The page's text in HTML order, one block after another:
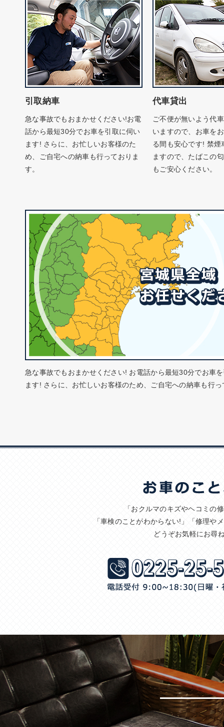
引取納車
急な事故でもおまかせください!お電
話から最短30分でお車を引取に伺い
ます! さらに、お忙しいお客様のた
め、ご自宅への納車も行っておりま
す。
代車貸出
ご不便が無いよう代
いますので、お車を
る間も安心です! 禁煙
ますので、たばこの
もご安心ください。
急な事故でもおまかせください! お電話から最短30分でお車
ます! さらに、お忙しいお客様のため、ご自宅への納車も行
「おクルマのキズやヘコミの
「車検のことがわからない!」「修理や
どうぞお気軽にお尋